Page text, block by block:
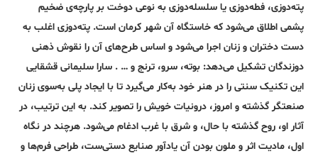
پته‌دوزی، فطه‌دوزی یا سلسله‌دوزی به نوعی دوخت‌ بر پارچه‌ی ضخیم
پشمی اطلاق می‌شود که خاستگاه آن شهر کرمان است. پته‌دوزی اغلب به
دست دختران و زنان اجرا می‌شود و اساس طرح‌‌های آن را نقوش ذهنی
دوزندگان تشکیل می‌دهد: بوته، سرو، ترنج و … . سارا سلیمانی قشقایی
این تکنیک سنتی را در هنر خود به‌کار می‌گیرد تا با ایجاد پلی ‎به‌سوی زنان
صنعتگر گذشته و امروز، درونیات خویش را تصویر کند. به این ترتیب، در
آثار او، روح گذشته با حال، و شرق با غرب ادغام می‌شود. هرچند در نگاه
اول، مادیت اثر و ملون بودن آن یادآور صنایع دستی‌ست، طراحی فرم‌ها و